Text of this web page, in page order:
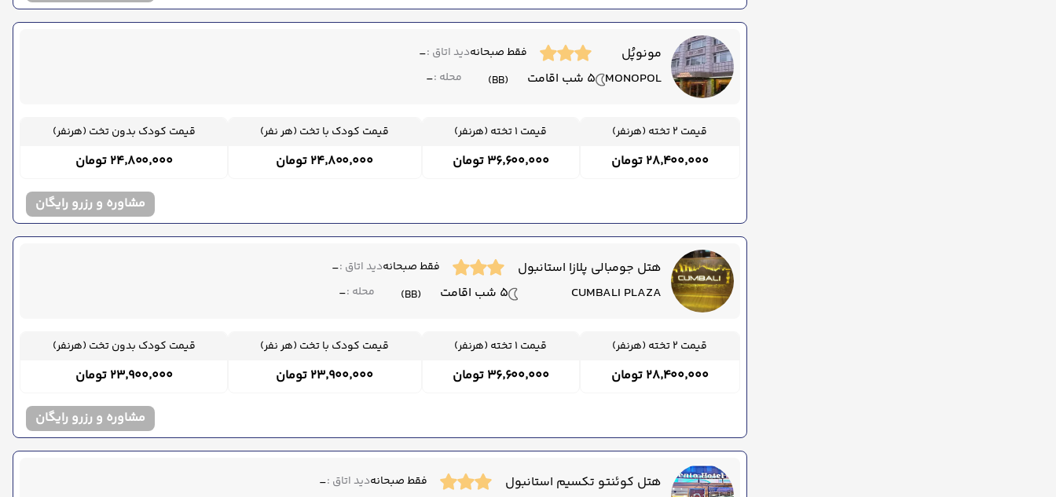
مونوپُل
MONOPOL 5 شب اقامت
فقط صبحانه
(BB)
دید اتاق :-
محله :-
قیمت 2 تخته (هرنفر)
۲۸٬۴۰۰٬۰۰۰ تومان
قیمت 1 تخته (هرنفر)
۳۶٬۶۰۰٬۰۰۰ تومان
قیمت کودک با تخت (هر نفر)
۲۴٬۸۰۰٬۰۰۰ تومان
قیمت کودک بدون تخت (هرنفر)
۲۴٬۸۰۰٬۰۰۰ تومان
مشاوره و رزرو رایگان
هتل جومبالی پلازا استانبول
CUMBALI PLAZA
5 شب اقامت
فقط صبحانه
(BB)
دید اتاق :-
محله :-
قیمت 2 تخته (هرنفر)
۲۸٬۴۰۰٬۰۰۰ تومان
قیمت 1 تخته (هرنفر)
۳۶٬۶۰۰٬۰۰۰ تومان
قیمت کودک با تخت (هر نفر)
۲۳٬۹۰۰٬۰۰۰ تومان
قیمت کودک بدون تخت (هرنفر)
۲۳٬۹۰۰٬۰۰۰ تومان
مشاوره و رزرو رایگان
هتل کوئنتو تکسیم استانبول
فقط صبحانهدید اتاق :-